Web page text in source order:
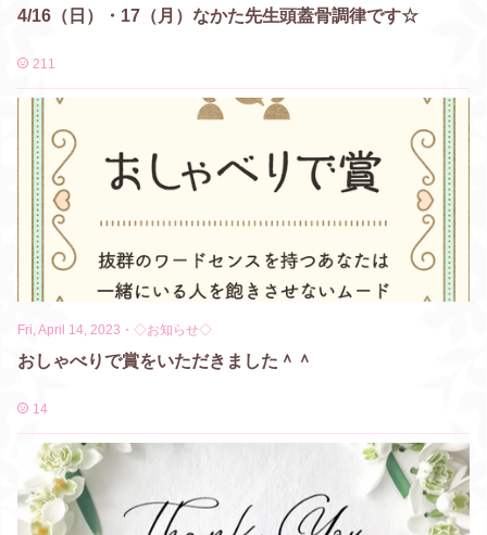
4/16（日）・17（月）なかた先生頭蓋骨調律です☆
211
Fri, April 14, 2023 ・ ◇お知らせ◇
おしゃべりで賞をいただきました＾＾
14